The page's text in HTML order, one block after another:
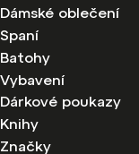
Dámské oblečení
Spaní
Batohy
Vybavení
Dárkové poukazy
Knihy
Značky